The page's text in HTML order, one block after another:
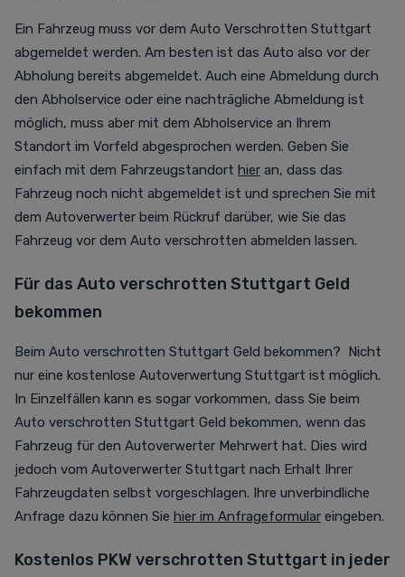
Ein Fahrzeug muss vor dem Auto Verschrotten Stuttgart
abgemeldet werden. Am besten ist das Auto also vor der
Abholung bereits abgemeldet. Auch eine Abmeldung durch
den Abholservice oder eine nachträgliche Abmeldung ist
möglich, muss aber mit dem Abholservice an Ihrem
Standort im Vorfeld abgesprochen werden. Geben Sie
einfach mit dem Fahrzeugstandort hier an, dass das
Fahrzeug noch nicht abgemeldet ist und sprechen Sie mit
dem Autoverwerter beim Rückruf darüber, wie Sie das
Fahrzeug vor dem Auto verschrotten abmelden lassen.
Für das Auto verschrotten Stuttgart Geld
bekommen
Beim Auto verschrotten Stuttgart Geld bekommen? Nicht
nur eine kostenlose Autoverwertung Stuttgart ist möglich.
In Einzelfällen kann es sogar vorkommen, dass Sie beim
Auto verschrotten Stuttgart Geld bekommen, wenn das
Fahrzeug für den Autoverwerter Mehrwert hat. Dies wird
jedoch vom Autoverwerter Stuttgart nach Erhalt Ihrer
Fahrzeugdaten selbst vorgeschlagen. Ihre unverbindliche
Anfrage dazu können Sie hier im Anfrageformular eingeben.
Kostenlos PKW verschrotten Stuttgart in jeder